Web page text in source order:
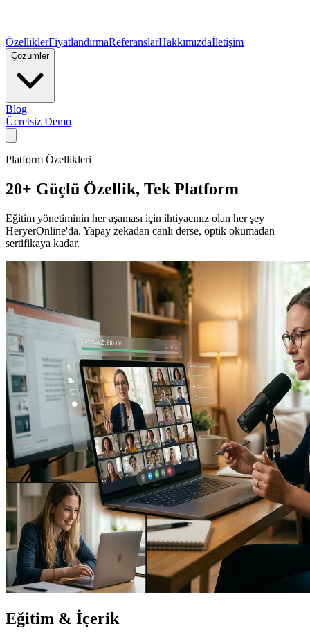
ÖzelliklerFiyatlandırmaReferanslarHakkımızdaİletişim
Çözümler
Blog
Ücretsiz Demo
Platform Özellikleri
20+ Güçlü Özellik, Tek Platform
Eğitim yönetiminin her aşaması için ihtiyacınız olan her şey
HeryerOnline'da. Yapay zekadan canlı derse, optik okumadan
sertifikaya kadar.
Eğitim & İçerik